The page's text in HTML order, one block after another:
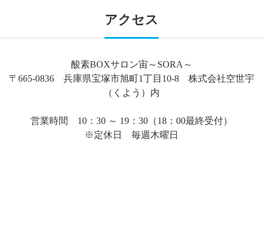
アクセス
酸素BOXサロン宙～SORA～
〒665-0836 兵庫県宝塚市旭町1丁目10-8 株式会社空世宇
（くよう）内
営業時間 10：30 ～ 19：30（18：00最終受付）
※定休日 毎週木曜日